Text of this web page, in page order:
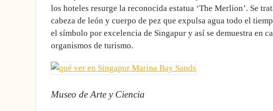
los hoteles resurge la reconocida estatua ‘The Merlion’. Se
cabeza de león y cuerpo de pez que expulsa agua todo el
el símbolo por excelencia de Singapur y así se demuestra en
organismos de turismo.
Museo de Arte y Ciencia